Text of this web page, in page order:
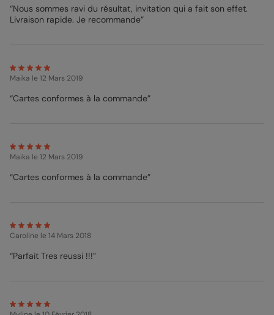
“Nous sommes ravi du résultat, invitation qui a fait son effet.
Livraison rapide. Je recommande”
Maika le 12 Mars 2019
“Cartes conformes à la commande”
Maika le 12 Mars 2019
“Cartes conformes à la commande”
Caroline le 14 Mars 2018
“Parfait Tres reussi !!!”